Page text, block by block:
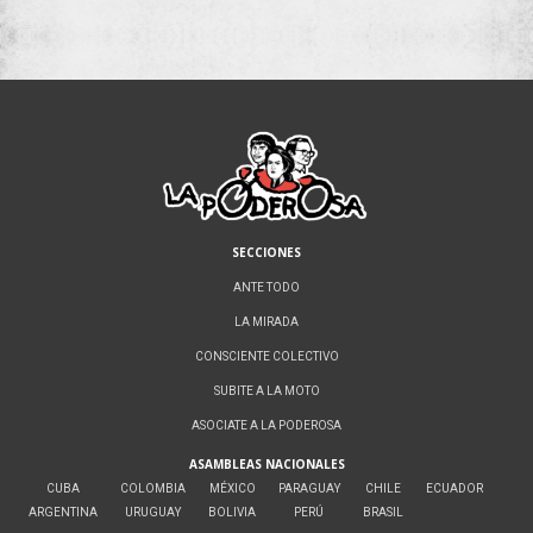
SECCIONES
ANTE TODO
LA MIRADA
CONSCIENTE COLECTIVO
SUBITE A LA MOTO
ASOCIATE A LA PODEROSA
ASAMBLEAS NACIONALES
CUBA
ARGENTINA
COLOMBIA
URUGUAY
MÉXICO
BOLIVIA
PARAGUAY
PERÚ
CHILE
BRASIL
ECUADOR